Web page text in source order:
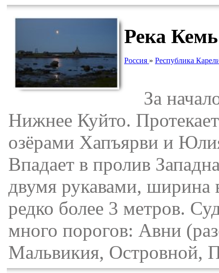
Река Кемь
Россия » Республика
За
Нижнее Куйто.
озёрами Хапъярви и
Впадает в пролив
двумя рукавами, ширина
редко более 3 метров.
много порогов: Авни
Мальвикия, Островной,